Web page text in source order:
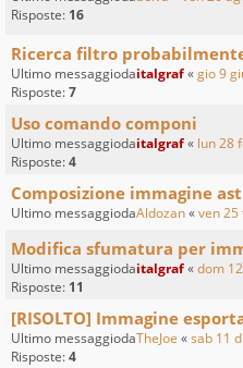
Risposte: 16
Ricerca filtro
Ultimo messaggiodaitalgraf«gio 9
Risposte:7
Uso comando componi
Ultimo messaggiodaitalgraf« lun 28
Risposte:4
Composizione immagine
Ultimo messaggiodaAldozan«ven 25
Modifica sfumatura per
Ultimo messaggiodaitalgraf«dom
Risposte: 11
[RISOLTO] Immagine
Ultimo messaggiodaTheJoe «sab 11
Risposte:4